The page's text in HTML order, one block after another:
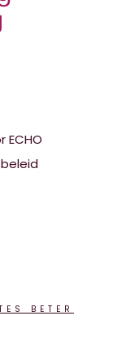
BETER